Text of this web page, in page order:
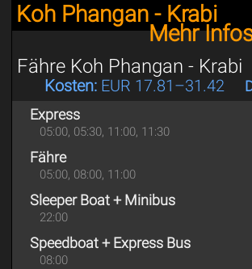
Koh Phangan - Krabi
Mehr
Fähre Koh Phangan - Krabi
Kosten:EUR 17.81–31.42
Express
05:00, 05:30, 11:00, 11:30
Fähre
05:00, 08:00, 11:00
Sleeper Boat + Minibus
22:00
Speedboat + Express Bus
08:00